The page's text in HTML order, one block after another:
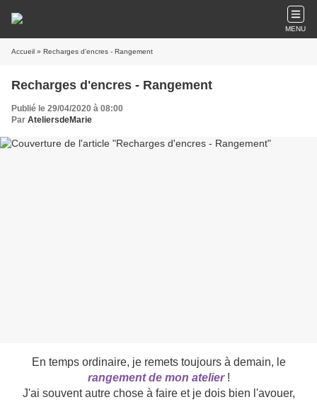
MENU
Accueil » Recharges d'encres - Rangement
Recharges d'encres - Rangement
Publié le 29/04/2020 à 08:00
Par AteliersdeMarie
En temps ordinaire, je remets toujours à demain, le
rangement de mon atelier!
J'ai souvent autre chose à faire et je dois bien l'avouer,